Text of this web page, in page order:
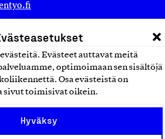
Evästeet auttavat meitä
optimoimaan sen sisältöjä
Osa evästeistä on
sivut toimisivat oikein.
Hyväksy